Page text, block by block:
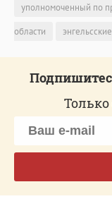
уполномоченный по
области